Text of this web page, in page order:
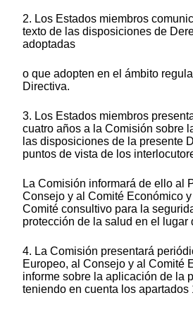
2. Los Estados miembros
texto de las disposiciones de
adoptadas
o que adopten en el ámbito
Directiva.
3. Los Estados miembros
cuatro años a la Comisión sobre
las disposiciones de la presente
puntos de vista de los
La Comisión informará de ello al
Consejo y al Comité Económico
Comité consultivo para la
protección de la salud en el lugar
4. La Comisión presentará
Europeo, al Consejo y al Comité
informe sobre la aplicación de la
teniendo en cuenta los apartados